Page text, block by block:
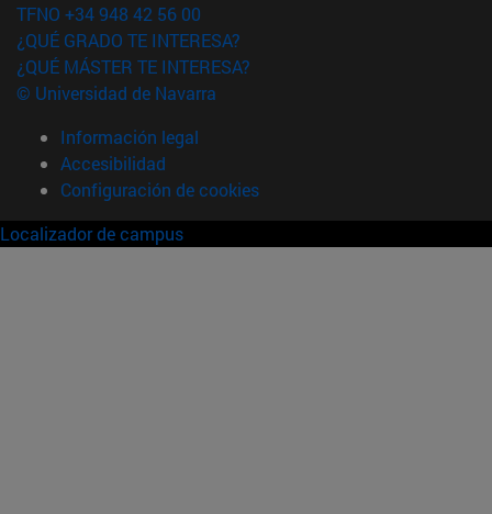
TFNO +34 948 42 56 00
¿QUÉ GRADO TE INTERESA?
¿QUÉ MÁSTER TE INTERESA?
© Universidad de Navarra
Información legal
Accesibilidad
Configuración de cookies
Localizador de campus